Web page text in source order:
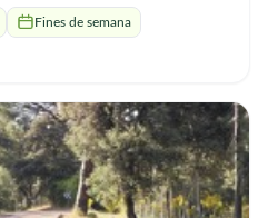
Mayores. Tengo experiencia
emocional y ayuda en el
paciente y de trato muy
horas por la tarde y fines
realizo cocina, solo
Si buscas a alguien de
a tus mayores, ¡estaré
– 639485275
Fines de semana